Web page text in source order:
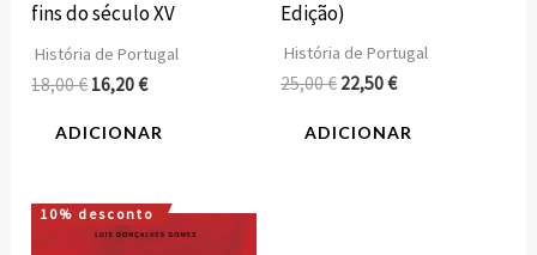
fins do século XV
História de Portugal
18,00€ 16,20€
ADICIONAR
Edição)
História de Portugal
25,00€ 22,50€
ADICIONAR
10% desconto
O
O